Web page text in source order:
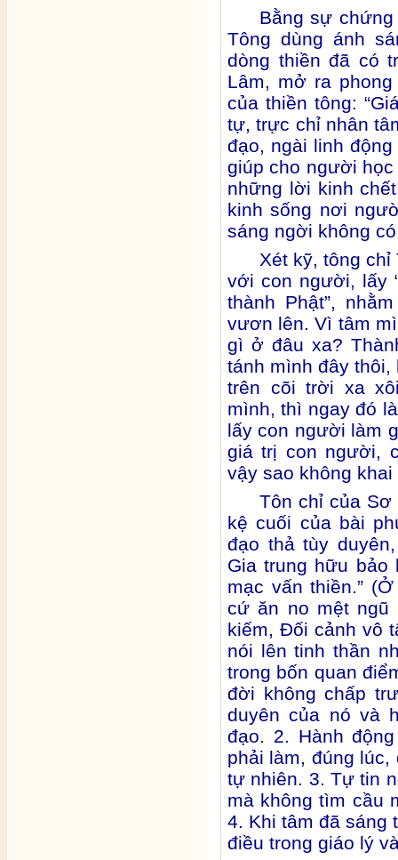
Bằng sự
Tông dùng ánh
dòng thiền đã có
Lâm, mở ra
của thiền tông:
tự, trực chỉ nhân
đạo, ngài linh
giúp cho người
những lời kinh
kinh sống nơi
sáng ngời không
Xét kỹ, tông
với con người, lấy
thành Phật”,
vươn lên. Vì tâm
gì ở đâu xa?
tánh mình đây
trên cõi trời xa
mình, thì ngay đó
lấy con người làm
giá trị con người,
vậy sao không khai
Tôn chỉ của Sơ
kệ cuối của bài
đạo thả tùy
Gia trung hữu
mạc vấn thiền.”
cứ ăn no mệt ngũ
kiếm, Đối cảnh vô
nói lên tinh thần
trong bốn quan
đời không chấp
duyên của nó và
đạo. 2. Hành
phải làm, đúng
tự nhiên. 3. Tự tin
mà không tìm cầu
4. Khi tâm đã sáng
điều trong giáo lý